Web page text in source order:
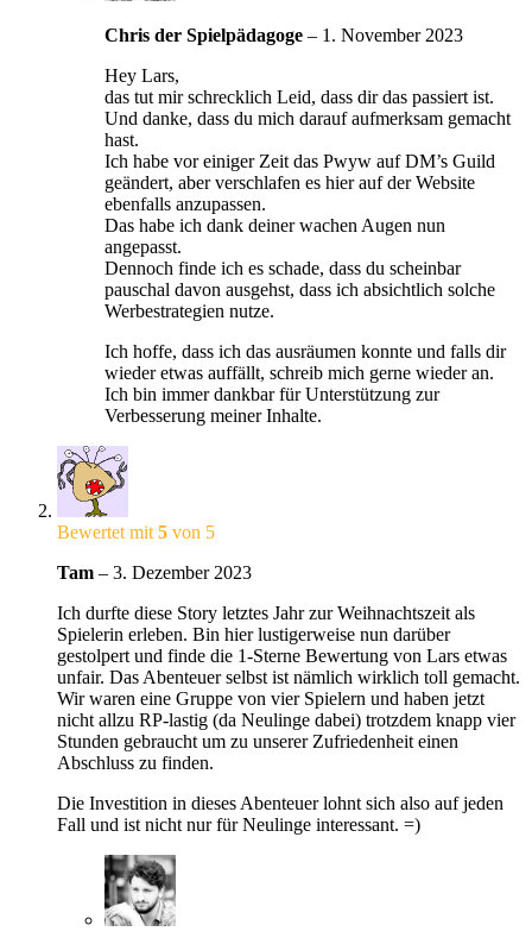
Chris der Spielpädagoge – 1. November 2023
Hey Lars,
das tut mir schrecklich Leid, dass dir das passiert ist.
Und danke, dass du mich darauf aufmerksam gemacht
hast.
Ich habe vor einiger Zeit das Pwyw auf DM’s Guild
geändert, aber verschlafen es hier auf der Website
ebenfalls anzupassen.
Das habe ich dank deiner wachen Augen nun
angepasst.
Dennoch finde ich es schade, dass du scheinbar
pauschal davon ausgehst, dass ich absichtlich solche
Werbestrategien nutze.
Ich hoffe, dass ich das ausräumen konnte und falls dir
wieder etwas auffällt, schreib mich gerne wieder an.
Ich bin immer dankbar für Unterstützung zur
Verbesserung meiner Inhalte.
Bewertet mit 5 von 5
Tam – 3. Dezember 2023
Ich durfte diese Story letztes Jahr zur Weihnachtszeit als
Spielerin erleben. Bin hier lustigerweise nun darüber
gestolpert und finde die 1-Sterne Bewertung von Lars etwas
unfair. Das Abenteuer selbst ist nämlich wirklich toll gemacht.
Wir waren eine Gruppe von vier Spielern und haben jetzt
nicht allzu RP-lastig (da Neulinge dabei) trotzdem knapp vier
Stunden gebraucht um zu unserer Zufriedenheit einen
Abschluss zu finden.
Die Investition in dieses Abenteuer lohnt sich also auf jeden
Fall und ist nicht nur für Neulinge interessant. =)